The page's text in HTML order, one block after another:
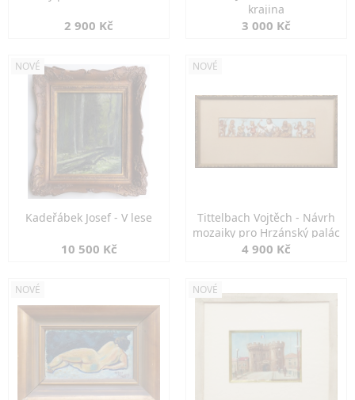
2 900 Kč
krajina
3 000 Kč
NOVÉ
Kadeřábek Josef - V lese
10 500 Kč
NOVÉ
Tittelbach Vojtěch - Návrh
mozaiky pro Hrzánský palác
4 900 Kč
NOVÉ NOVÉ